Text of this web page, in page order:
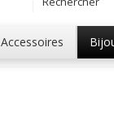
Accessoires